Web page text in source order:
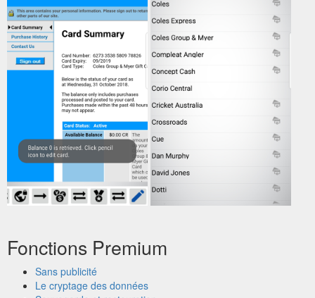
Fonctions Premium
Sans publicité
Le cryptage des données